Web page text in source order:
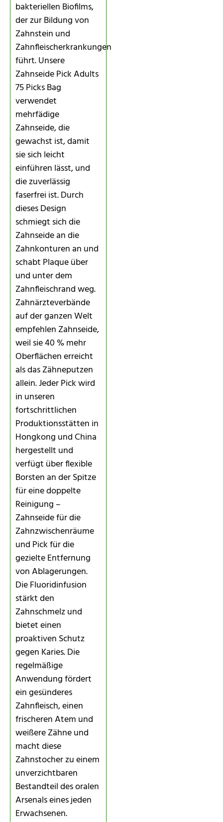
bakteriellen Biofilms,
der zur Bildung von
Zahnstein und
Zahnfleischerkrankungen
führt. Unsere
Zahnseide Pick Adults
75 Picks Bag
verwendet
mehrfädige
Zahnseide, die
gewachst ist, damit
sie sich leicht
einführen lässt, und
die zuverlässig
faserfrei ist. Durch
dieses Design
schmiegt sich die
Zahnseide an die
Zahnkonturen an und
schabt Plaque über
und unter dem
Zahnfleischrand weg.
Zahnärzteverbände
auf der ganzen Welt
empfehlen Zahnseide,
weil sie 40 % mehr
Oberflächen erreicht
als das Zähneputzen
allein. Jeder Pick wird
in unseren
fortschrittlichen
Produktionsstätten in
Hongkong und China
hergestellt und
verfügt über flexible
Borsten an der Spitze
für eine doppelte
Reinigung –
Zahnseide für die
Zahnzwischenräume
und Pick für die
gezielte Entfernung
von Ablagerungen.
Die Fluoridinfusion
stärkt den
Zahnschmelz und
bietet einen
proaktiven Schutz
gegen Karies. Die
regelmäßige
Anwendung fördert
ein gesünderes
Zahnfleisch, einen
frischeren Atem und
weißere Zähne und
macht diese
Zahnstocher zu einem
unverzichtbaren
Bestandteil des oralen
Arsenals eines jeden
Erwachsenen.